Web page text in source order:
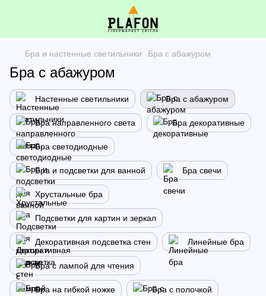
Бра и настенные светильники Бра с абажуром
Бра с абажуром
Настенные светильники Бра с абажуром
Бра направленного света Бра декоративные
Бра светодиодные
Бра и подсветки для ванной Бра свечи
Хрустальные бра
Подсветки для картин и зеркал
Декоративная подсветка стен Линейные бра
Бра с лампой для чтения
Бра на гибкой ножке Бра с полочкой